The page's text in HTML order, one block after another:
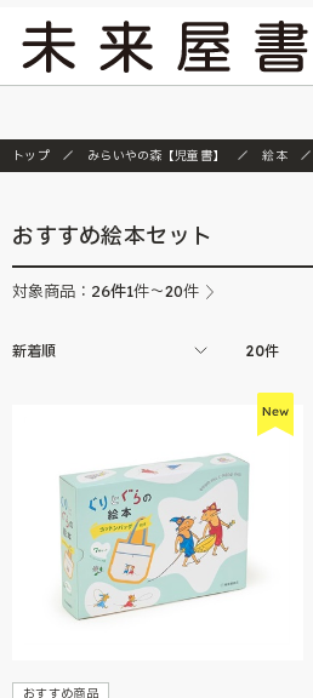
トップ みらいやの森【児童書】 絵本
おすすめ絵本セット
対象商品： 26件1件～20件
新着順 20件
おすすめ商品